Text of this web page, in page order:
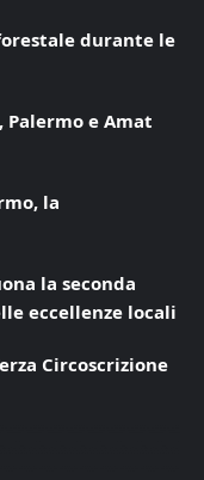
durante le
Palermo e Amat
la
la seconda
eccellenze locali
Circoscrizione